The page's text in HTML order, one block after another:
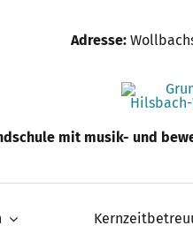
Adresse:
mit musik- und